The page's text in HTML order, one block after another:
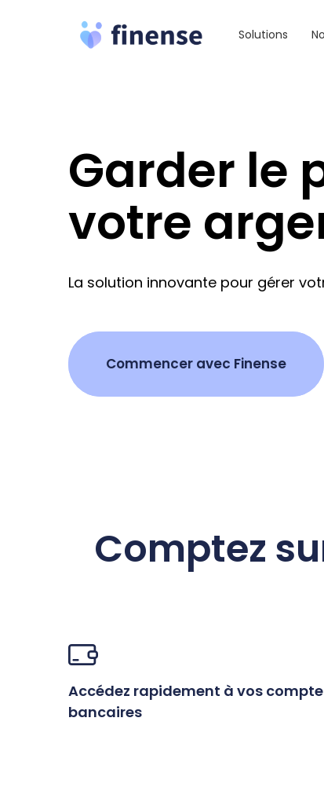
Solutions
Garder le
votre
La solution innovante pour gérer
Commencer avec Finense
Comptez
Accédez rapidement à vos
bancaires